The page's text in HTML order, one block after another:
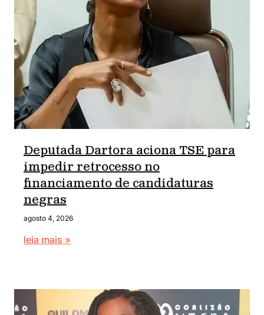
Deputada Dartora aciona TSE para
impedir retrocesso no
financiamento de candidaturas
negras
agosto 4, 2026
leia mais »